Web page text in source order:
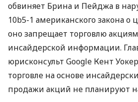
обвиняет Брина и Пейджа в
10b5-1 американского закона о
оно запрещает торговлю
инсайдерской информации.
юрисконсульт Google Кент
торговле на основе
продажи акций не планируют